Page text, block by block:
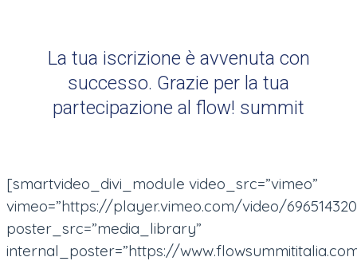
La tua iscrizione è avvenuta con
successo. Grazie per la tua
partecipazione al flow! summit
[smartvideo_divi_module video_src=”vimeo”
vimeo=”https://player.vimeo.com/video/
poster_src=”media_library”
internal_poster=”https://